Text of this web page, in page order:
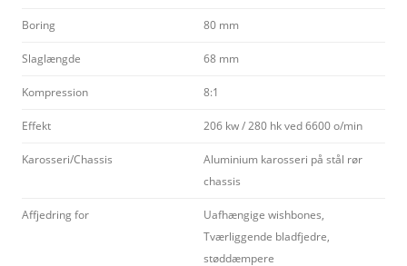
Boring 80 mm
Slaglængde 68 mm
Kompression 8:1
Effekt 206 kw / 280 hk ved 6600 o/min
Karosseri/Chassis
Aluminium karosseri på stål rør
chassis
Affjedring for
Uafhængige wishbones,
Tværliggende bladfjedre,
støddæmpere